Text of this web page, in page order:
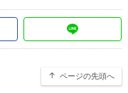
ページの先頭へ